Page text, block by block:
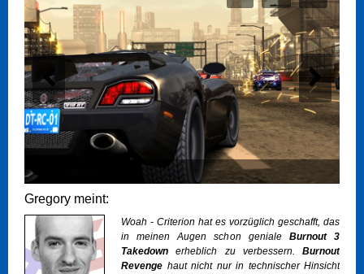
Gregory meint:
Woah - Criterion hat es vorzüglich geschafft, das
in meinen Augen schon geniale Burnout 3
Takedown erheblich zu verbessern. Burnout
Revenge haut nicht nur in technischer Hinsicht